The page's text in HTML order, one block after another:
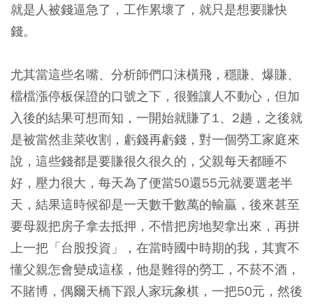
就是人被錢逼急了，工作累壞了，就只是想要賺快
錢。
尤其當這些名嘴、分析師們口沫橫飛，穩賺、爆賺、
檔檔漲停板保證的口號之下，很難讓人不動心，但加
入後的結果可想而知，一開始就賺了1、2趟，之後就
是被當然韭菜收割，虧錢再虧錢，對一個勞工家庭來
說，這些錢都是要賺很久很久的，父親每天都睡不
好，壓力很大，每天為了便當50還55元就要選老半
天，結果這時候卻是一天數千數萬的輸贏，後來甚至
要母親把房子拿去抵押，不惜把房地契拿出來，再拼
上一把「台股投資」，在當時國中時期的我，其實不
懂父親怎會變成這樣，他是難得的勞工，不菸不酒，
不賭博，偶爾天橋下跟人家玩象棋，一把50元，然後